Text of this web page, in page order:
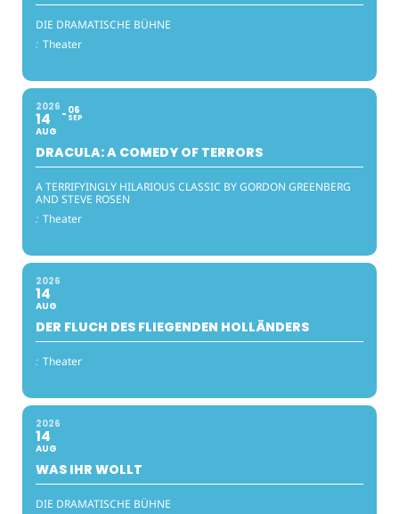
DIE DRAMATISCHE BÜHNE
: Theater
2026
14
AUG
06
SEP
DRACULA: A COMEDY OF TERRORS
A TERRIFYINGLY HILARIOUS CLASSIC BY GORDON GREENBERG
AND STEVE ROSEN
: Theater
2026
14
AUG
DER FLUCH DES FLIEGENDEN HOLLÄNDERS
: Theater
2026
14
AUG
WAS IHR WOLLT
DIE DRAMATISCHE BÜHNE